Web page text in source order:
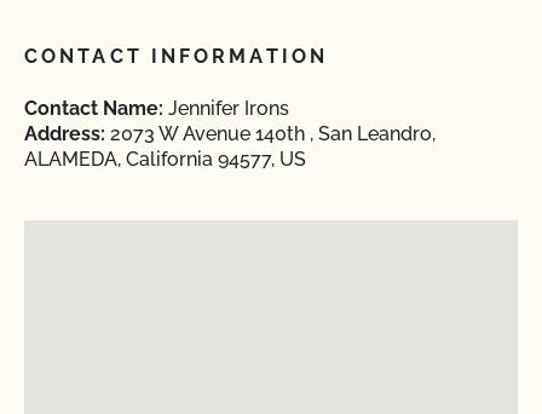
CONTACT INFORMATION
Contact Name: Jennifer Irons
Address: 2073 W Avenue 140th , San Leandro,
ALAMEDA, California 94577, US